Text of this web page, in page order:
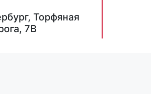
Торфяная
7В